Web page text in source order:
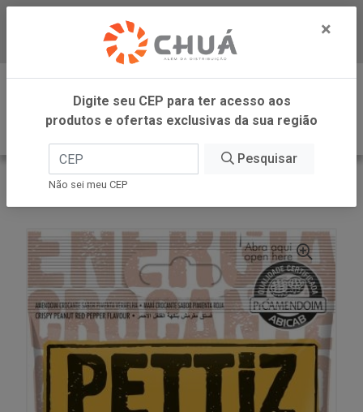
Baixe já nosso APP
0
INÍCIO
DORI -SM
×
Digite seu CEP para ter acesso aos
produtos e ofertas exclusivas da sua região
Pesquisar
Não sei meu CEP